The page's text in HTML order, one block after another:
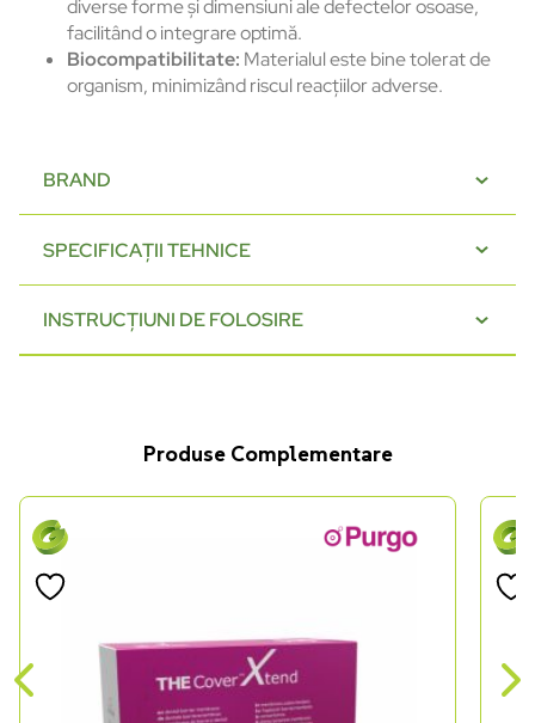
diverse forme și dimensiuni ale defectelor osoase,
facilitând o integrare optimă.
Biocompatibilitate: Materialul este bine tolerat de
organism, minimizând riscul reacțiilor adverse.
BRAND
SPECIFICAȚII TEHNICE
INSTRUCȚIUNI DE FOLOSIRE
Produse Complementare